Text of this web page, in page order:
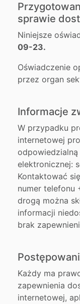
sprawie
Niniejsze
09-23.
Oświadczenie
przez organ
Informacje
W przypadku
internetowej
elektronicznej:
Kontaktować
numer telefonu
drogą można
informacji
brak
Każdy ma
zapewnienia
internetowej,